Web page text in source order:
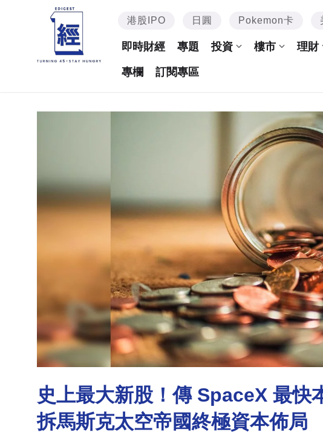
港股IPO 日圓 Pokemon卡
即時財經 專題 投資 樓市 理財
專欄 訂閱專區
史上最大新股！傳 SpaceX 最快
拆馬斯克太空帝國終極資本佈局